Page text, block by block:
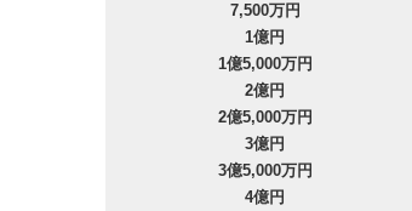
7,500万円
1億円
1億5,000万円
2億円
2億5,000万円
3億円
3億5,000万円
4億円